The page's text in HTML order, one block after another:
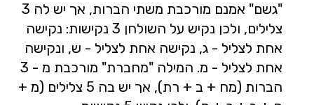
"גשם" אמנם מורכבת משתי הברות, אך יש לה 3
צלילים, ולכן נקיש על השולחן 3 נקישות: נקישה
אחת לצליל - ג, נקישה אחת לצליל - ש, ונקישה
אחת לצליל - מ. המילה "מחברת" מורכבת מ - 3
הברות (מח + ב + רת), אך יש בה 5 צלילים (מ +